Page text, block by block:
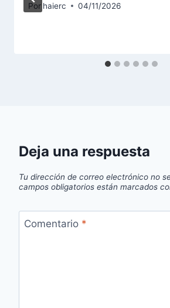
Por haierc 04/11/2026
Deja una respuesta
Tu dirección de correo electrónico no
campos obligatorios están marcados
Comentario *